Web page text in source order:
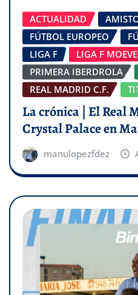
ACTUALIDAD
FÚTBOL EUROPEO
LIGA F
LIGA F MOEVE
PRIMERA IBERDROLA
REAL MADRID C.F.
La crónica | El Real
Crystal Palace en
manulopezfdez